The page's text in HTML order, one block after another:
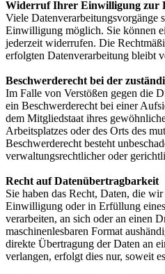
Widerruf Ihrer Einwilligung zur
Viele Datenverarbeitungsvorgänge
Einwilligung möglich. Sie können
jederzeit widerrufen. Die
erfolgten Datenverarbeitung bleibt
Beschwerderecht bei der
Im Falle von Verstößen gegen die
ein Beschwerderecht bei einer
dem Mitgliedstaat ihres
Arbeitsplatzes oder des Orts des
Beschwerderecht besteht
verwaltungsrechtlicher oder
Recht auf Datenübertragbarkeit
Sie haben das Recht, Daten, die
Einwilligung oder in Erfüllung
verarbeiten, an sich oder an einen
maschinenlesbaren Format
direkte Übertragung der Daten an
verlangen, erfolgt dies nur, soweit